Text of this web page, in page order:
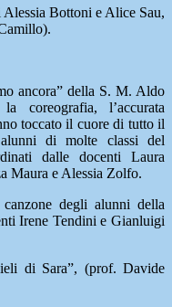
Bottoni e Alice Sau,
ancora” della S. M. Aldo
coreografia, l’accurata
toccato il cuore di tutto il
di molte classi del
dalle docenti Laura
Maura e Alessia Zolfo.
degli alunni della
Irene Tendini e Gianluigi
di Sara”, (prof. Davide